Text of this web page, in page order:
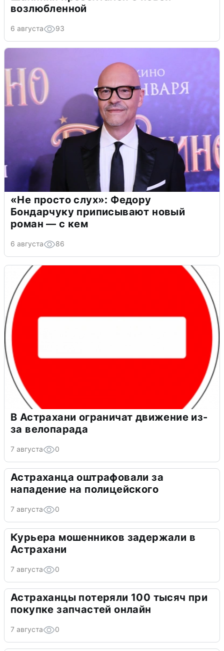
возлюбленной
6 августа 93
«Не просто слух»: Федору
Бондарчуку приписывают новый
роман — с кем
6 августа 86
В Астрахани ограничат движение из-
за велопарада
7 августа 0
Астраханца оштрафовали за
нападение на полицейского
7 августа 0
Курьера мошенников задержали в
Астрахани
7 августа 0
Астраханцы потеряли 100 тысяч при
покупке запчастей онлайн
7 августа 0